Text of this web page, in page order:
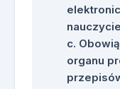
organu